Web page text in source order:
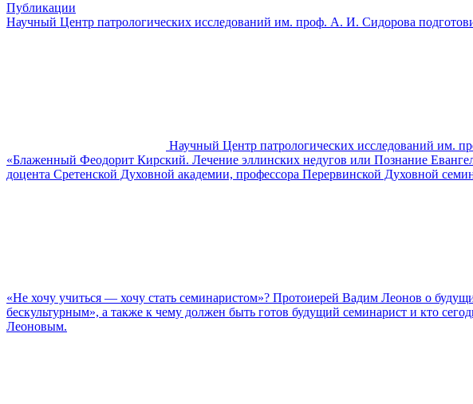
Публикации
Научный Центр патрологических исследований им. проф. А. И. Сидорова
Научный Центр патрологических исследований им.
«Блаженный Феодорит Кирский. Лечение эллинских недугов или Познание
доцента Сретенской Духовной академии, профессора Перервинской Духовной
«Не хочу учиться — хочу стать семинаристом»? Протоиерей Вадим Леонов о
бескультурным», а также к чему должен быть готов будущий семинарист и кто
Леоновым.